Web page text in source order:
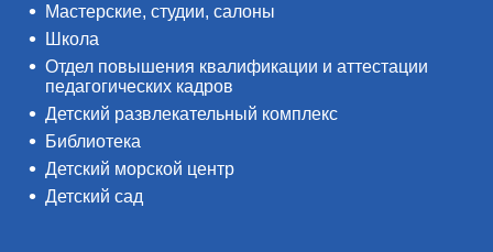
Мастерские, студии, салоны
Школа
Отдел повышения квалификации и аттестации
педагогических кадров
Детский развлекательный комплекс
Библиотека
Детский морской центр
Детский сад